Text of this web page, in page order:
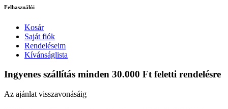
Felhasználói
Kosár
Saját fiók
Rendeléseim
Kívánságlista
Ingyenes szállítás minden 30.000 Ft feletti rendelésre
Az ajánlat visszavonásáig